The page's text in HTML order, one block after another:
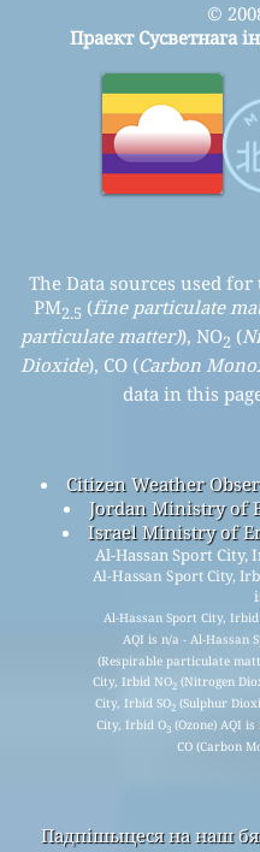
©
Праект Сусветнага
The Data sources used
PM2.5 (fine particulate
particulate matter)), NO2 (
Dioxide), CO (Carbon
data in this
Citizen Weather
Israel Ministry of
Al-Hassan Sport
Al-Hassan Sport City,
Al-Hassan Sport City, Irbid
AQI is n/a - Al-Hassan
(Respirable particulate
City, Irbid NO2(Nitrogen
City, Irbid SO2 (Sulphur
City, Irbid O3(Ozone) AQI
CO (Carbon
Падпішыцеся на наш